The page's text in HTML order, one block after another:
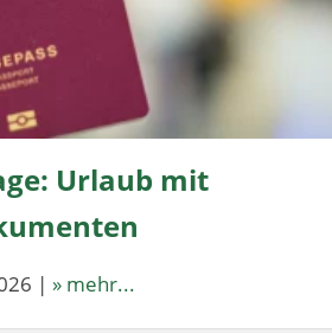
Urlaub mit
| » mehr...